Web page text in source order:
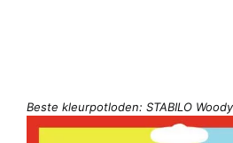
Beste kleurpotloden: STABILO